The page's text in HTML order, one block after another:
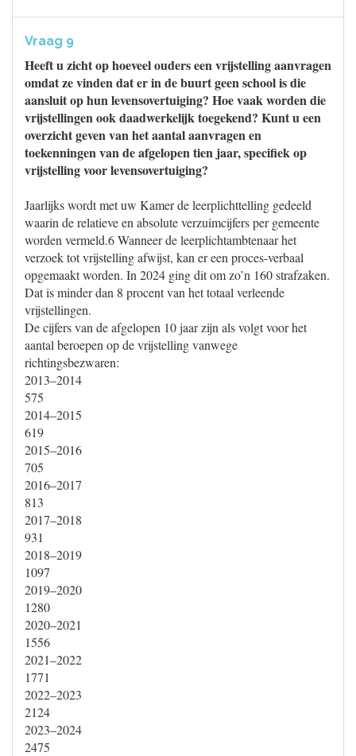
Vraag 9
Heeft u zicht op hoeveel ouders een vrijstelling aanvragen
omdat ze vinden dat er in de buurt geen school is die
aansluit op hun levensovertuiging? Hoe vaak worden die
vrijstellingen ook daadwerkelijk toegekend? Kunt u een
overzicht geven van het aantal aanvragen en
toekenningen van de afgelopen tien jaar, specifiek op
vrijstelling voor levensovertuiging?
Jaarlijks wordt met uw Kamer de leerplichttelling gedeeld
waarin de relatieve en absolute verzuimcijfers per gemeente
worden vermeld.6 Wanneer de leerplichtambtenaar het
verzoek tot vrijstelling afwijst, kan er een proces-verbaal
opgemaakt worden. In 2024 ging dit om zo’n 160 strafzaken.
Dat is minder dan 8 procent van het totaal verleende
vrijstellingen.
De cijfers van de afgelopen 10 jaar zijn als volgt voor het
aantal beroepen op de vrijstelling vanwege
richtingsbezwaren:
2013–2014
575
2014–2015
619
2015–2016
705
2016–2017
813
2017–2018
931
2018–2019
1097
2019–2020
1280
2020–2021
1556
2021–2022
1771
2022–2023
2124
2023–2024
2475